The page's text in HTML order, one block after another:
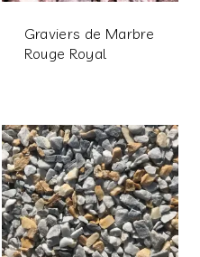
Graviers de Marbre
Rouge Royal